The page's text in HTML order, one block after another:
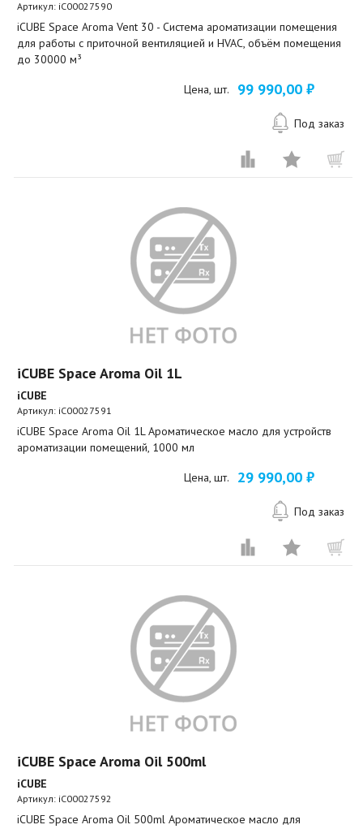
Артикул: iC00027590
iCUBE Space Aroma Vent 30 - Система ароматизации помещения
для работы с приточной вентиляцией и HVAC, объём помещения
до 30000 м³
Цена, шт. 99 990,00 ₽
Под заказ
iCUBE Space Aroma Oil 1L
iCUBE
Артикул: iC00027591
iCUBE Space Aroma Oil 1L Ароматическое масло для устройств
ароматизации помещений, 1000 мл
Цена, шт. 29 990,00 ₽
Под заказ
iCUBE Space Aroma Oil 500ml
iCUBE
Артикул: iC00027592
iCUBE Space Aroma Oil 500ml Ароматическое масло для